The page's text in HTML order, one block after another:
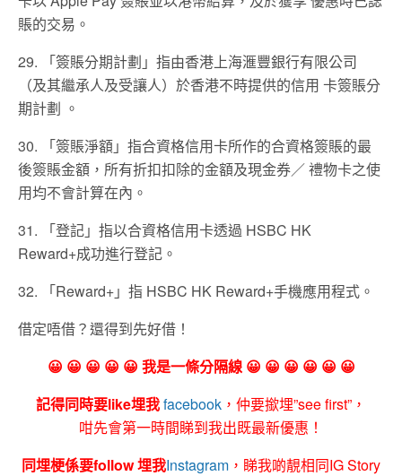
賬的交易。
29. 「簽賬分期計劃」指由香港上海滙豐銀⾏有限公司
（及其繼承⼈及受讓⼈）於香港不時提供的信⽤ 卡簽賬分
期計劃 。
30. 「簽賬淨額」指合資格信⽤卡所作的合資格簽賬的最
後簽賬⾦額，所有折扣扣除的⾦額及現⾦券／ 禮物卡之使
⽤均不會計算在內。
31. 「登記」指以合資格信⽤卡透過 HSBC HK
Reward+成功進⾏登記。
32. 「Reward+」指 HSBC HK Reward+⼿機應⽤程式。
借定唔借？還得到先好借！
😀 😀 😀 😀 😀 我是一條分隔線 😀 😀 😀 😀 😀 😀
記得同時要like埋我facebook ，仲要撳埋”see first”，
咁先會第一時間睇到我出既最新優惠！
同埋梗係要follow 埋我Instagram ，睇我啲靚相同IG Story